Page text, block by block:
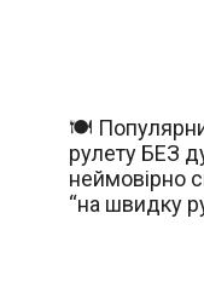
🍽️
рулету БЕЗ
неймовірно
“на швидку